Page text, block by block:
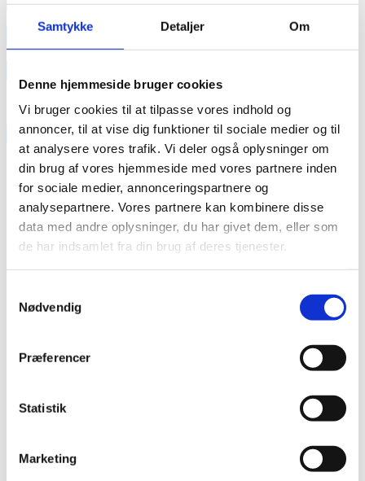
Samtykke Detaljer Om
Denne hjemmeside bruger cookies
Vi bruger cookies til at tilpasse vores indhold og
annoncer, til at vise dig funktioner til sociale medier og til
at analysere vores trafik. Vi deler også oplysninger om
din brug af vores hjemmeside med vores partnere inden
for sociale medier, annonceringspartnere og
analysepartnere. Vores partnere kan kombinere disse
data med andre oplysninger, du har givet dem, eller som
de har indsamlet fra din brug af deres tjenester.
Nødvendig
Præferencer
Statistik
Marketing
annonce
RAINBOW BUSINESS DENMARK